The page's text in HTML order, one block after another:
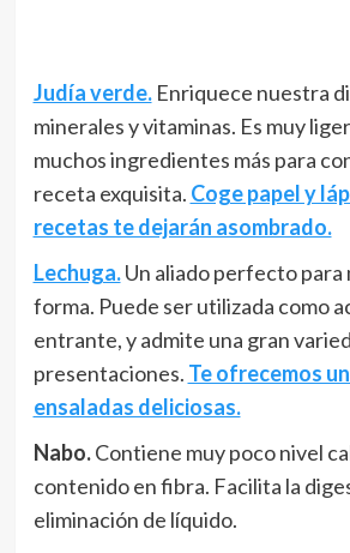
Judía verde. Enriquece nuestra
minerales y vitaminas. Es muy
muchos ingredientes más para
receta exquisita. Coge papel y
recetas te dejarán asombrado.
Lechuga.Un aliado perfecto para
forma. Puede ser utilizada como
entrante, y admite una gran
presentaciones. Te ofrecemos
ensaladas deliciosas.
Nabo.Contiene muy poco nivel
contenido en fibra. Facilita la
eliminación de líquido.